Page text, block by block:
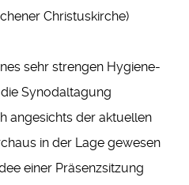
Christuskirche)
sehr strengen Hygiene-
Synodaltagung
angesichts der aktuellen
in der Lage gewesen
einer Präsenzsitzung